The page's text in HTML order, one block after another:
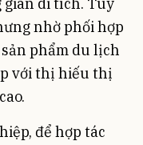
gian di tích. Tuy
nhờ phối hợp
phẩm du lịch
với thị hiếu thị
để hợp tác